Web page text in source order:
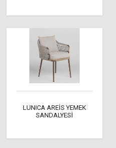
LUNICA AREİS YEMEK
SANDALYESİ